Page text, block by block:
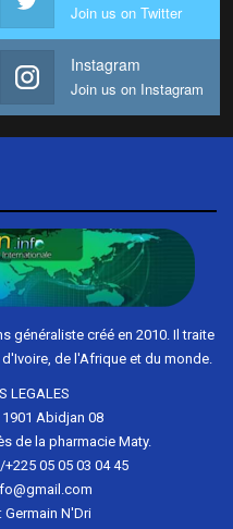
Join us on Twitter
Instagram
Join us on Instagram
généraliste créé en 2010. Il traite
de l'Afrique et du monde.
LEGALES
Abidjan 08
de la pharmacie Maty.
+225 05 05 03 04 45
Germain N'Dri